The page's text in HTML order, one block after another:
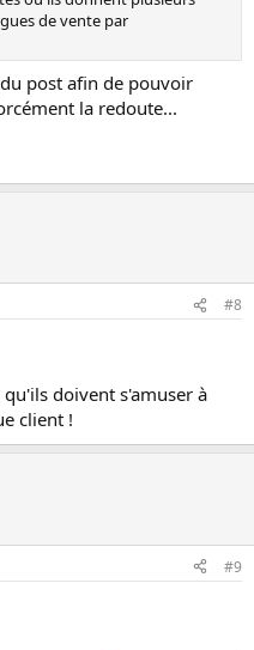
de vente par
post afin de pouvoir
la redoute...
#8
doivent s'amuser à
client !
#9